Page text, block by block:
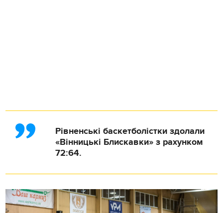
Рівненські баскетболістки здолали
«Вінницькі Блискавки» з рахунком
72:64.